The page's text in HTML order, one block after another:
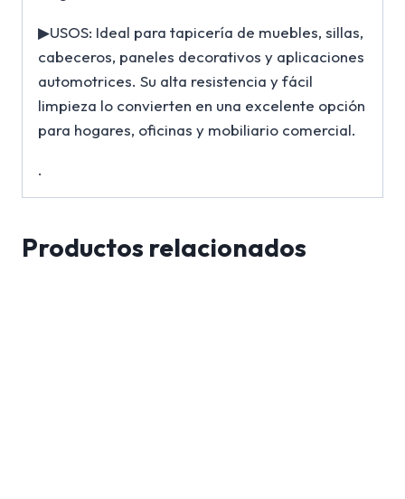
▶USOS: Ideal para tapicería de muebles, sillas,
cabeceros, paneles decorativos y aplicaciones
automotrices. Su alta resistencia y fácil
limpieza lo convierten en una excelente opción
para hogares, oficinas y mobiliario comercial.
.
Productos relacionados